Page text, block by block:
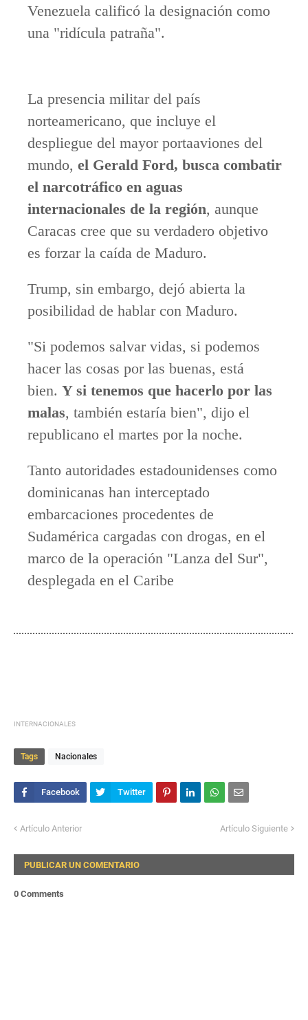
Venezuela calificó la designación como
una "ridícula patraña".
La presencia militar del país
norteamericano, que incluye el
despliegue del mayor portaaviones del
mundo, el Gerald Ford, busca combatir
el narcotráfico en aguas
internacionales de la región, aunque
Caracas cree que su verdadero objetivo
es forzar la caída de Maduro.
Trump, sin embargo, dejó abierta la
posibilidad de hablar con Maduro.
"Si podemos salvar vidas, si podemos
hacer las cosas por las buenas, está
bien. Y si tenemos que hacerlo por las
malas, también estaría bien", dijo el
republicano el martes por la noche.
Tanto autoridades estadounidenses como
dominicanas han interceptado
embarcaciones procedentes de
Sudamérica cargadas con drogas, en el
marco de la operación "Lanza del Sur",
desplegada en el Caribe
INTERNACIONALES
Tags Nacionales
Artículo Anterior Artículo Siguiente
PUBLICAR UN COMENTARIO
0 Comments